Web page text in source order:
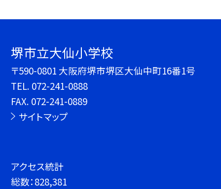
堺市立大仙小学校
〒590-0801 大阪府堺市堺区大仙中町16番1号
TEL. 072-241-0888
FAX. 072-241-0889
サイトマップ
アクセス統計
総数：828,381